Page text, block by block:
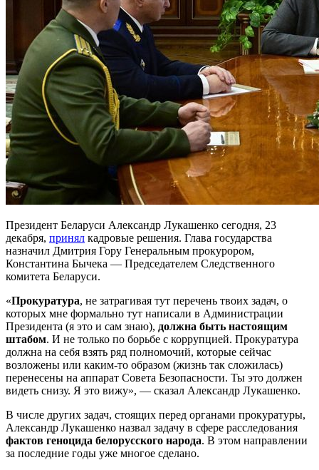
Президент Беларуси Александр Лукашенко сегодня, 23
декабря, принял кадровые решения. Глава государства
назначил Дмитрия Гору Генеральным прокурором,
Константина Бычека — Председателем Следственного
комитета Беларуси.
«Прокуратура, не затрагивая тут перечень твоих задач, о
которых мне формально тут написали в Администрации
Президента (я это и сам знаю), должна быть настоящим
штабом. И не только по борьбе с коррупцией. Прокуратура
должна на себя взять ряд полномочий, которые сейчас
возложены или каким-то образом (жизнь так сложилась)
перенесены на аппарат Совета Безопасности. Ты это должен
видеть снизу. Я это вижу», — сказал Александр Лукашенко.
В числе других задач, стоящих перед органами прокуратуры,
Александр Лукашенко назвал задачу в сфере расследования
фактов геноцида белорусского народа. В этом направлении
за последние годы уже многое сделано.